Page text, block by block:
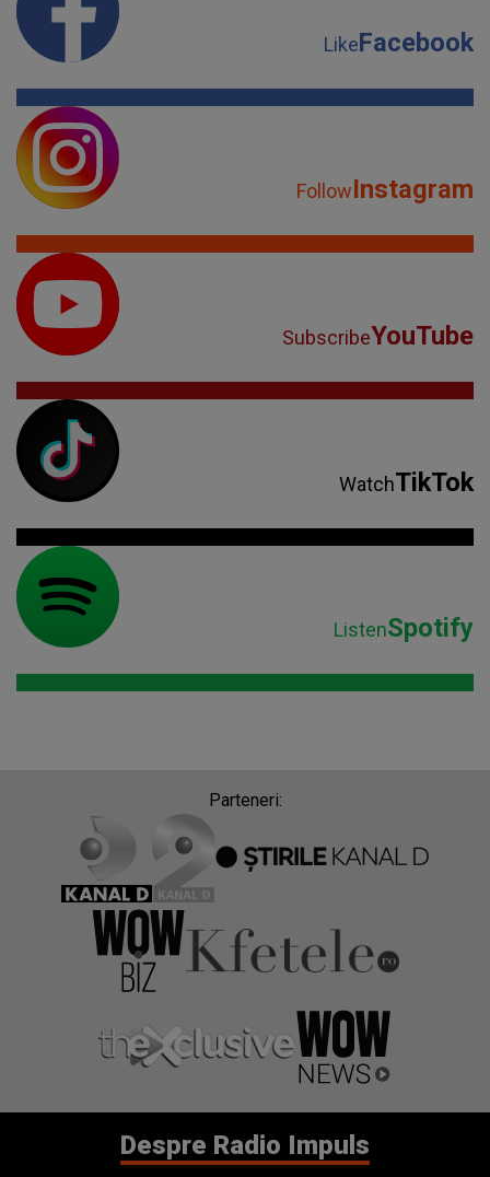
LikeFacebook
FollowInstagram
SubscribeYouTube
WatchTikTok
ListenSpotify
Parteneri:
Despre Radio Impuls